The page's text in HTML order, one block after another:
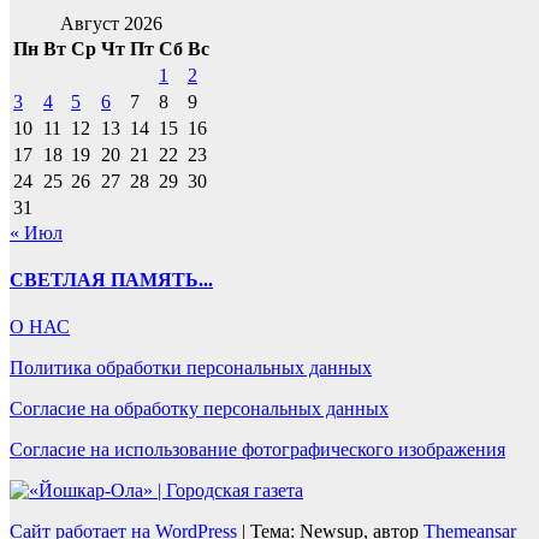
Август 2026
Пн Вт Ср Чт Пт Сб Вс
1
2
3
4 5 6 7 8
9
10 11 12 13 14 15 16
17 18 19 20 21 22 23
24 25 26 27 28 29 30
31
« Июл
СВЕТЛАЯ ПАМЯТЬ...
О НАС
Политика обработки персональных данных
Согласие на обработку персональных данных
Согласие на использование фотографического изображения
Сайт работает на WordPress | Тема: Newsup, автор Themeansar